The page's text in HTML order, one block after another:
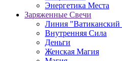
Энергетика Места
Заряженные Свечи
Линия "Ватиканский
Внутренняя Сила
Деньги
Женская Магия